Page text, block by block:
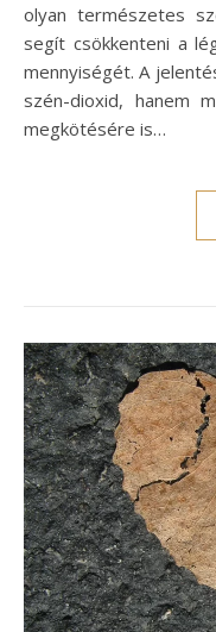
olyan természetes
segít csökkenteni a
mennyiségét. A
szén-dioxid, hanem
megkötésére is…